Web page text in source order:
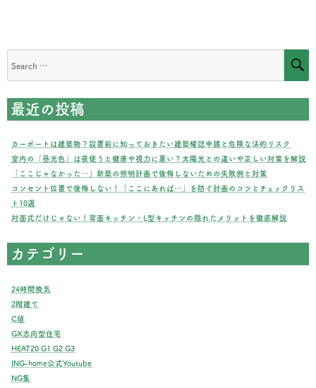
最近の投稿
カーポートは建築物？設置前に知っておきたい建築確認申請と危険な法的リスク
室内の「昼光色」は夜使うと健康や視力に悪い？太陽光との違いや正しい対策を解説
「ここじゃなかった…」新築の照明計画で後悔しないための失敗例と対策
コンセント位置で後悔しない！「ここにあれば…」を防ぐ計画のコツとチェックリス
ト10選
対面式だけじゃない！背面キッチン・L型キッチンの隠れたメリットを徹底解説
カテゴリー
24時間換気
2階建て
C値
GX志向型住宅
HEAT20 G1 G2 G3
ING-home公式Youtube
NG集